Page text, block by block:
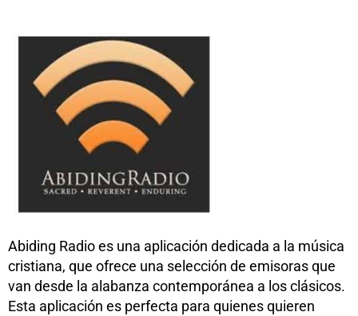
Abiding Radio es una aplicación dedicada a la música
cristiana, que ofrece una selección de emisoras que
van desde la alabanza contemporánea a los clásicos.
Esta aplicación es perfecta para quienes quieren